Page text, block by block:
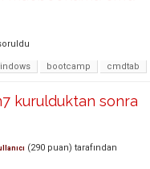
bootcamp cmdtab
kurulduktan sonra
(290 puan) tarafından